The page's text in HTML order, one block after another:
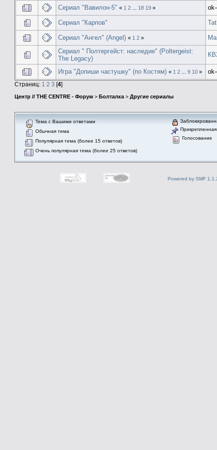
Сериал "Вавилон-5" « 1 2 ... 18 19 »
Сериал "Карпов"
Сериал "Ангел" (Angel) « 1 2 »
Сериал " Полтергейст: наследие" (Poltergeist:
The Legacy)
Игра "Допиши частушку" (по Костям) « 1 2 ... 9 10 »
Страниц: 1 2 3 [4]
Центр // THE CENTRE - Форум > Болталка > Другие сериалы
Тема с Вашими ответами
Обычная тема
Популярная тема (более 15 ответов)
Очень популярная тема (более 25 ответов)
Голосование
Powered by SMF